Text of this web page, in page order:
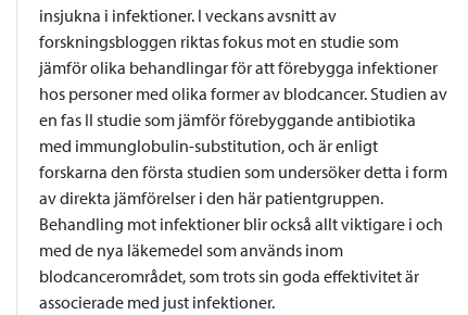
insjukna i infektioner. I veckans avsnitt av
forskningsbloggen riktas fokus mot en studie som
jämför olika behandlingar för att förebygga infektioner
hos personer med olika former av blodcancer. Studien av
en fas II studie som jämför förebyggande antibiotika
med immunglobulin-substitution, och är enligt
forskarna den första studien som undersöker detta i form
av direkta jämförelser i den här patientgruppen.
Behandling mot infektioner blir också allt viktigare i och
med de nya läkemedel som används inom
blodcancerområdet, som trots sin goda effektivitet är
associerade med just infektioner.